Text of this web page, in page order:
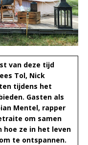
van deze tijd
Tol, Nick
tijdens het
Gasten als
Mentel, rapper
om samen
ze in het leven
te ontspannen.